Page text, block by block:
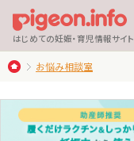
はじめての妊娠・育児情報サイト
お悩み相談室